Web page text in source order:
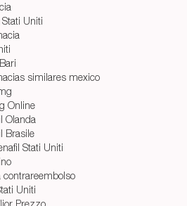
Uniti
similares mexico
Online
Olanda
Brasile
Stati Uniti
contrareembolso
Uniti
Prezzo